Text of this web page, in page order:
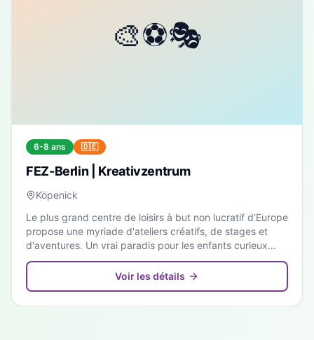
6-8 ans 🇩🇪
FEZ-Berlin | Kreativzentrum
Köpenick
Le plus grand centre de loisirs à but non lucratif d'Europe
propose une myriade d'ateliers créatifs, de stages et
d'aventures. Un vrai paradis pour les enfants curieux
dans un immense parc.
Voir les détails